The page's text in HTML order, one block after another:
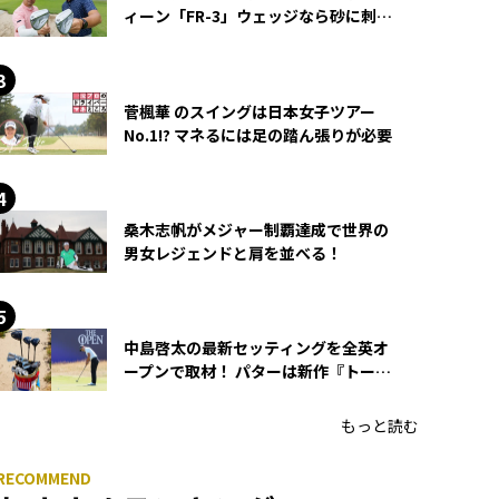
ィーン「FR-3」ウェッジなら砂に刺さ
菅楓華 のスイングは日本女子ツアー
No.1!? マネるには足の踏ん張りが必要
桑木志帆がメジャー制覇達成で世界の
男女レジェンドと肩を並べる！
中島啓太の最新セッティングを全英オ
ープンで取材！ パターは新作『トーチ
もっと読む